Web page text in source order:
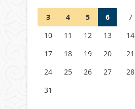
Германия аптап ыстыққа
бастады
04 тамыз 2026 ж.
3
4 5 6 7
10
11 12 13 14
17
18 19 20 21
24
25 26 27 28
31